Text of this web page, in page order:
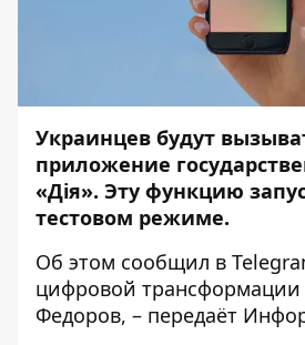
Украинцев будут
приложение
«Дія». Эту функцию
тестовом режиме.
Об этом сообщил в
цифровой
Федоров, – передаёт